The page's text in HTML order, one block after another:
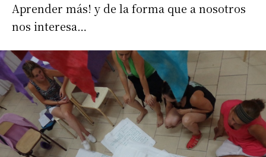
Aprender más! y de la forma que a nosotros
nos interesa…